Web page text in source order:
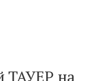
ТАУЕР на